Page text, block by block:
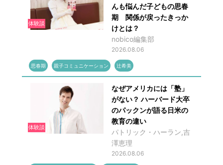
体験談
んも悩んだ子どもの思春
期 関係が戻ったきっか
けとは？
nobico編集部
2026.08.06
思春期 親子コミュニケーション 辻希美
体験談
なぜアメリカには「塾」
がない？ ハーバード大卒
のパックンが語る日米の
教育の違い
パトリック・ハーラン,吉
澤恵理
2026.08.06